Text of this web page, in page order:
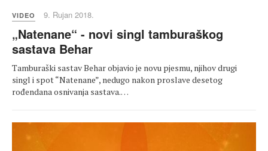
VIDEO 9. Rujan 2018.
„Natenane“ - novi singl tamburaškog
sastava Behar
Tamburaški sastav Behar objavio je novu pjesmu, njihov drugi
singl i spot “Natenane”, nedugo nakon proslave desetog
rođendana osnivanja sastava.…